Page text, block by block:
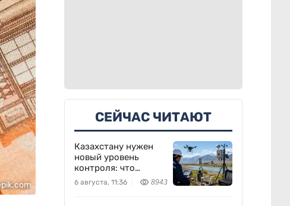
СЕЙЧАС ЧИТАЮТ
Казахстану нужен
новый уровень
контроля: что
предлагают ученые
на фоне развития
6 августа, 11:36 8943